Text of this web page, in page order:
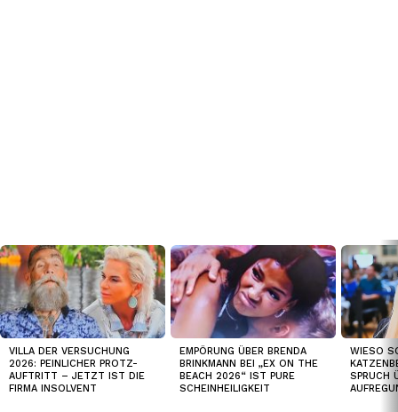
TOP
NEWS
VILLA DER VERSUCHUNG
2026: PEINLICHER PROTZ-
AUFTRITT – JETZT IST DIE
FIRMA INSOLVENT
EMPÖRUNG ÜBER BRENDA
BRINKMANN BEI „EX ON THE
BEACH 2026“ IST PURE
SCHEINHEILIGKEIT
WIESO
SPRUCH